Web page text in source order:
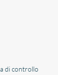
di controllo